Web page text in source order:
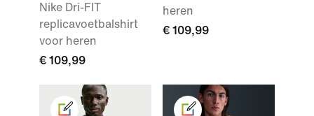
Nike Dri-FIT
replicavoetbalshirt
voor heren
€ 109,99
heren
€ 109,99